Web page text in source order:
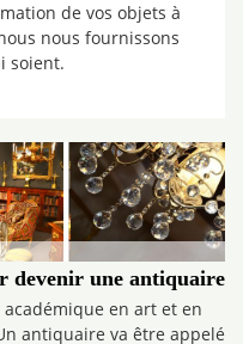
de vos objets à
nous fournissons
soient.
devenir une antiquaire
en art et en
antiquaire va être appelé